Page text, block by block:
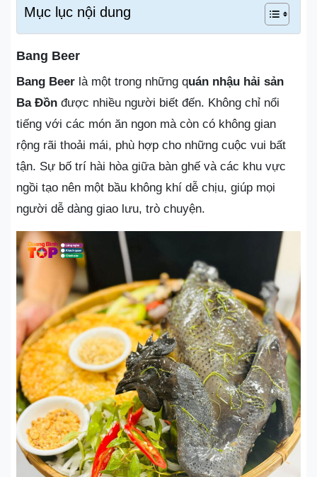
Mục lục nội dung
Bang Beer
Bang Beer là một trong những quán nhậu hải sản
Ba Đồn được nhiều người biết đến. Không chỉ nổi
tiếng với các món ăn ngon mà còn có không gian
rộng rãi thoải mái, phù hợp cho những cuộc vui bất
tận. Sự bố trí hài hòa giữa bàn ghế và các khu vực
ngồi tạo nên một bầu không khí dễ chịu, giúp mọi
người dễ dàng giao lưu, trò chuyện.